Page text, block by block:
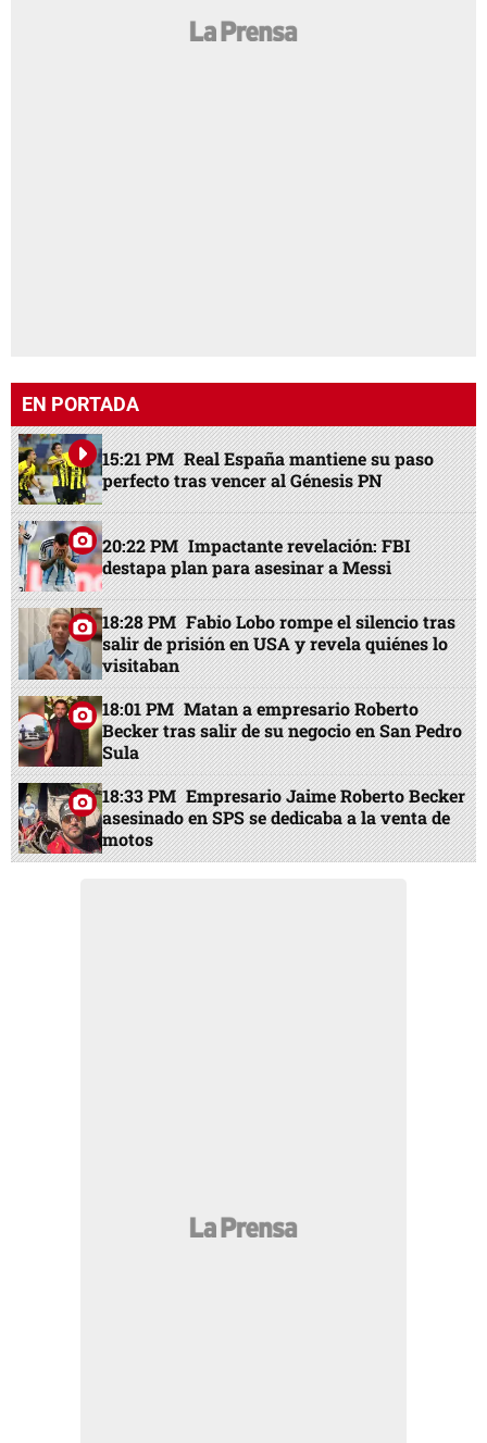
EN PORTADA
15:21 PM Real España mantiene su paso
perfecto tras vencer al Génesis PN
20:22 PM Impactante revelación: FBI
destapa plan para asesinar a Messi
18:28 PM Fabio Lobo rompe el silencio tras
salir de prisión en USA y revela quiénes lo
visitaban
18:01 PM Matan a empresario Roberto
Becker tras salir de su negocio en San Pedro
Sula
18:33 PM Empresario Jaime Roberto Becker
asesinado en SPS se dedicaba a la venta de
motos